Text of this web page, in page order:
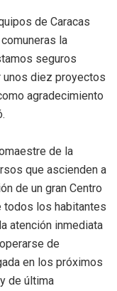
de Caracas
la
seguros
unos diez proyectos
agradecimiento
de la
que ascienden a
de un gran Centro
todos los habitantes
atención inmediata
de
en los próximos
de última